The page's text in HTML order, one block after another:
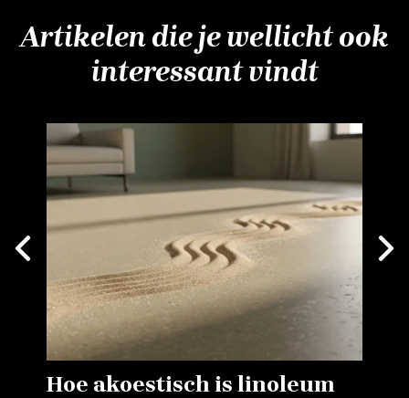
Artikelen die je wellicht ook
interessant vindt
Hoe akoestisch is linoleum
Next